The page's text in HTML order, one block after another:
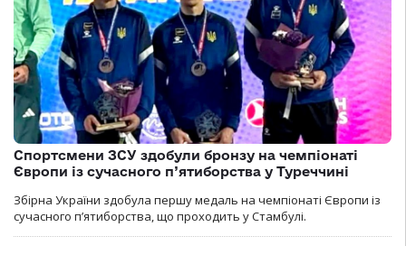
Спортсмени ЗСУ здобули бронзу на чемпіонаті
Європи із сучасного п’ятиборства у Туреччині
Збірна України здобула першу медаль на чемпіонаті Європи із
сучасного п’ятиборства, що проходить у Стамбулі.